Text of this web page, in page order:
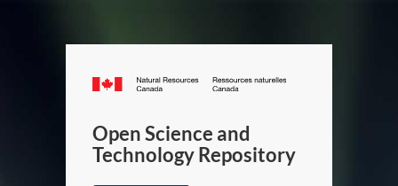
Canada.ca
/
Canada
Open Science and
Technology Repository